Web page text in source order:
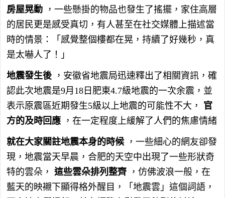
房屋晃動 ，一些懸掛的物品也發生了搖擺，家住高層
的居民更是感受真切，有人甚至在社交媒體上描述當
時的情景：「感覺整個樓都在晃，持續了好幾秒，真
是太嚇人了！」
地震發生後 ，安徽省地震局迅速釋出了相關資訊，確
認此次地震是9月18日肥東4.7級地震的一次余震，並
表示原震區近期發生5級以上地震的可能性不大， 官
方的及時回應 ，在一定程度上緩解了人們的焦慮情緒
就在大家關註地震本身的時候 ，一些細心的網友卻發
現，地震當天早晨，合肥的天空中出現了一些形狀奇
特的雲朵， 這些雲朵排列整齊 ，仿佛波浪一般，在
藍天的映襯下顯得格外醒目，「地震雲」這個詞語，